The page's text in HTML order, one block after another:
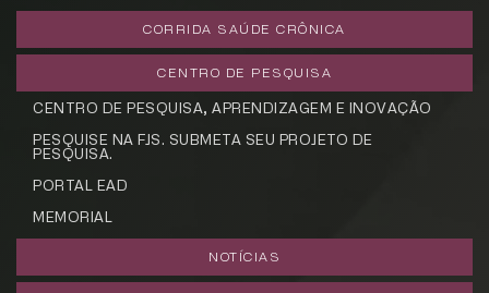
CORRIDA SAÚDE CRÔNICA
CENTRO DE PESQUISA
CENTRO DE PESQUISA, APRENDIZAGEM E INOVAÇÃO
PESQUISE NA FJS. SUBMETA SEU PROJETO DE
PESQUISA.
PORTAL EAD
MEMORIAL
NOTÍCIAS